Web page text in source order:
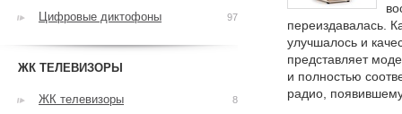
переиздавалась.
улучшалось и
представляет
и полностью
радио,
Цифровые диктофоны 97
ЖК ТЕЛЕВИЗОРЫ
ЖК телевизоры 8